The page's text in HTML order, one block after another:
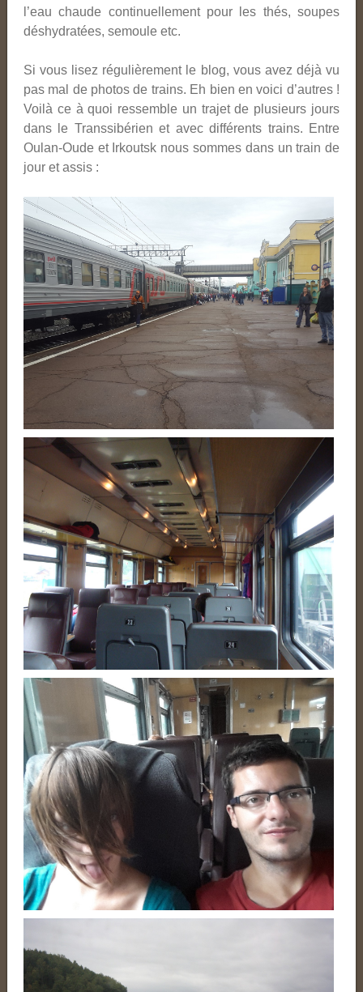
l’eau chaude continuellement pour les thés, soupes
déshydratées, semoule etc.
Si vous lisez régulièrement le blog, vous avez déjà vu
pas mal de photos de trains. Eh bien en voici d’autres !
Voilà ce à quoi ressemble un trajet de plusieurs jours
dans le Transsibérien et avec différents trains. Entre
Oulan-Oude et Irkoutsk nous sommes dans un train de
jour et assis :